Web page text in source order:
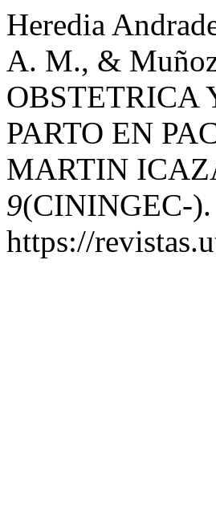
Heredia
A. M., &
OBSTETRICA
PARTO EN
MARTIN
9(CININGEC-).
https://